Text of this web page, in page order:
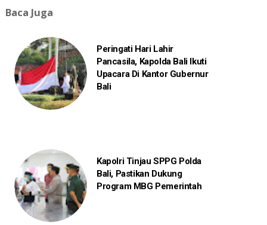
Baca Juga
Peringati Hari Lahir
Pancasila, Kapolda Bali Ikuti
Upacara Di Kantor Gubernur
Bali
Kapolri Tinjau SPPG Polda
Bali, Pastikan Dukung
Program MBG Pemerintah